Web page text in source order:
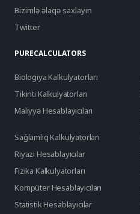
Bizimlə əlaqə saxlayın
Twitter
PURECALCULATORS
Biologiya Kalkulyatorları
Tikinti Kalkulyatorları
Maliyyə Hesablayıcıları
Sağlamlıq Kalkulyatorları
Riyazi Hesablayıcılar
Fizika Kalkulyatorları
Kompüter Hesablayıcıları
Statistik Hesablayıcılar